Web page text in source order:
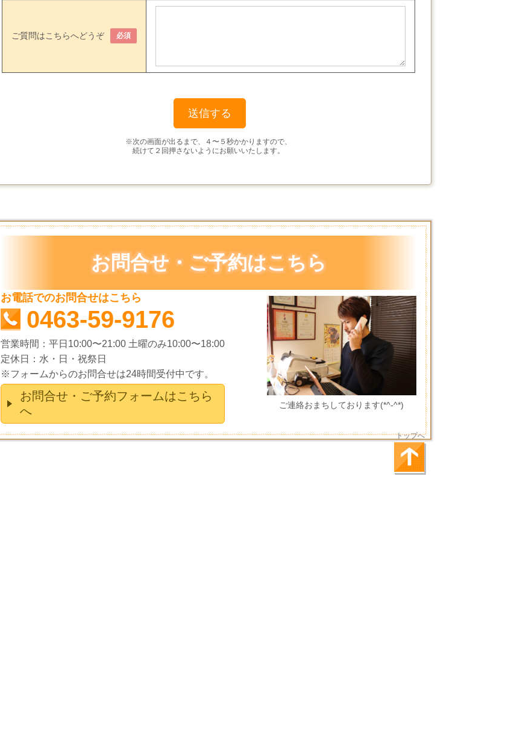
ご質問はこちらへどうぞ 必須
※次の画面が出るまで、４〜５秒かかりますので、
続けて２回押さないようにお願いいたします。
お問合せ・ご予約はこちら
ご連絡おまちしております(*^-^*)
お電話でのお問合せはこちら
0463-59-9176
営業時間：平日10:00〜21:00 土曜のみ10:00〜18:00
定休日：水・日・祝祭日
※フォームからのお問合せは24時間受付中です。
お問合せ・ご予約フォームはこちら
へ
トップへ